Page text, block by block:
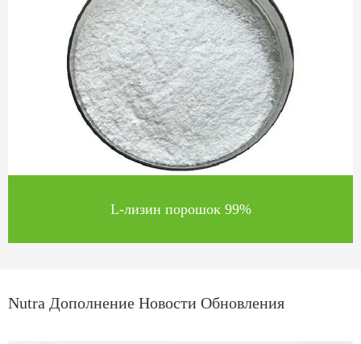
L-лизин порошок 99%
Nutra Дополнение Новости Обновления